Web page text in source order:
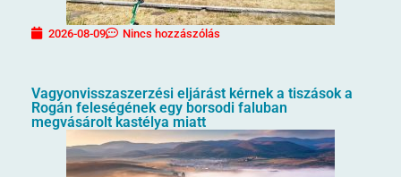
2026-08-09 Nincs hozzászólás
Vagyonvisszaszerzési eljárást kérnek a tiszások a
Rogán feleségének egy borsodi faluban
megvásárolt kastélya miatt